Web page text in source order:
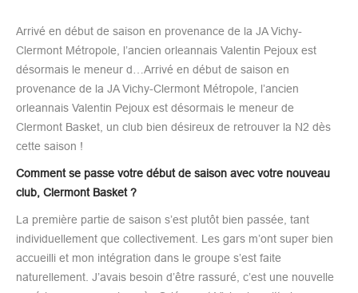
Arrivé en début de saison en provenance de la JA Vichy-
Clermont Métropole, l’ancien orleannais Valentin Pejoux est
désormais le meneur d…Arrivé en début de saison en
provenance de la JA Vichy-Clermont Métropole, l’ancien
orleannais Valentin Pejoux est désormais le meneur de
Clermont Basket, un club bien désireux de retrouver la N2 dès
cette saison !
Comment se passe votre début de saison avec votre nouveau
club, Clermont Basket ?
La première partie de saison s’est plutôt bien passée, tant
individuellement que collectivement. Les gars m’ont super bien
accueilli et mon intégration dans le groupe s’est faite
naturellement. J’avais besoin d’être rassuré, c’est une nouvelle